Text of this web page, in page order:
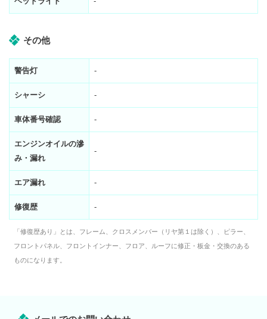
その他
警告灯 -
シャーシ -
車体番号確認 -
エンジンオイルの滲
み・漏れ
-
エア漏れ -
修復歴 -
「修復歴あり」とは、フレーム、クロスメンバー（リヤ第１は除く）、ピラー、
フロントパネル、フロントインナー、フロア、ルーフに修正・板金・交換のある
ものになります。